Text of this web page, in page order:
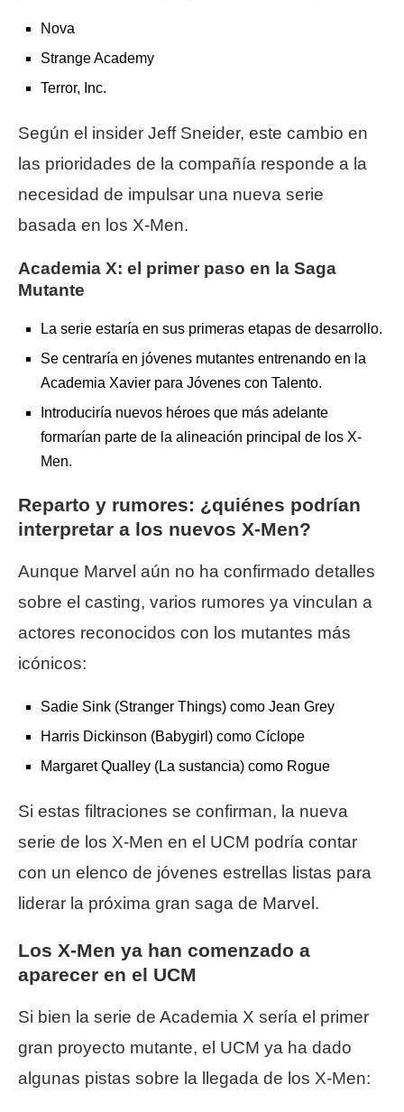
Nova
Strange Academy
Terror, Inc.
Según el insider Jeff Sneider, este cambio en
las prioridades de la compañía responde a la
necesidad de impulsar una nueva serie
basada en los X-Men.
Academia X: el primer paso en la Saga
Mutante
La serie estaría en sus primeras etapas de desarrollo.
Se centraría en jóvenes mutantes entrenando en la
Academia Xavier para Jóvenes con Talento.
Introduciría nuevos héroes que más adelante
formarían parte de la alineación principal de los X-
Men.
Reparto y rumores: ¿quiénes podrían
interpretar a los nuevos X-Men?
Aunque Marvel aún no ha confirmado detalles
sobre el casting, varios rumores ya vinculan a
actores reconocidos con los mutantes más
icónicos:
Sadie Sink (Stranger Things) como Jean Grey
Harris Dickinson (Babygirl) como Cíclope
Margaret Qualley (La sustancia) como Rogue
Si estas filtraciones se confirman, la nueva
serie de los X-Men en el UCM podría contar
con un elenco de jóvenes estrellas listas para
liderar la próxima gran saga de Marvel.
Los X-Men ya han comenzado a
aparecer en el UCM
Si bien la serie de Academia X sería el primer
gran proyecto mutante, el UCM ya ha dado
algunas pistas sobre la llegada de los X-Men: